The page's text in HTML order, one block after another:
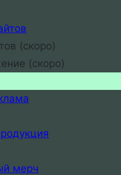
(скоро)
(скоро)
мерч